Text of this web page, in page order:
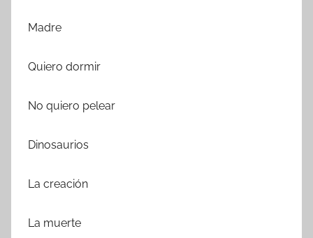
Madre
Quiero dormir
No quiero pelear
Dinosaurios
La creación
La muerte